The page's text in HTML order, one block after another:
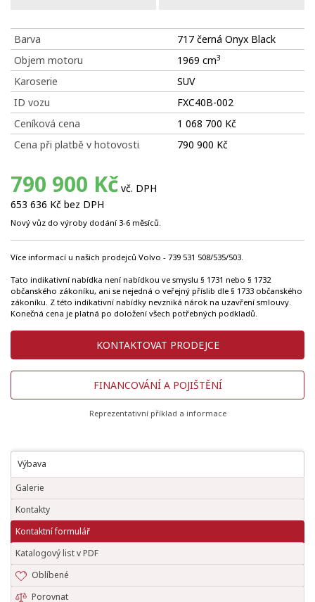
Barva
717 černá Onyx Black
Objem motoru
1969 cm3
Karoserie
SUV
ID vozu
FXC40B-002
Ceníková cena
1 068 700 Kč
Cena při platbě v hotovosti
790 900 Kč
790 900 Kč vč. DPH
653 636 Kč bez DPH
Nový vůz do výroby dodání 3-6 měsíců.
Více informací u našich prodejců Volvo - 739 531 508/535/503.
Tato indikativní nabídka není nabídkou ve smyslu § 1731 nebo § 1732
občanského zákoníku, ani se nejedná o veřejný příslib dle § 1733 občanského
zákoníku. Z této indikativní nabídky nevzniká nárok na uzavření smlouvy.
Konečná cena je platná po doložení všech potřebných podkladů.
KONTAKTOVAT PRODEJCE
FINANCOVÁNÍ A POJIŠTĚNÍ
Reprezentativní příklad a informace
Výbava
Galerie
Kontakty
Kontaktní formulář
Katalogový list v PDF
Oblíbené
Porovnat